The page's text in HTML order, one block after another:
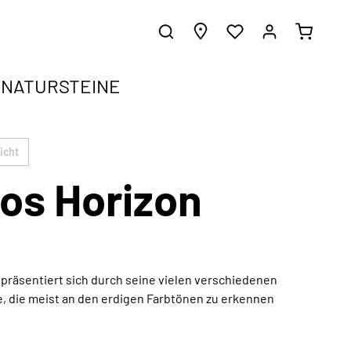
NATURSTEINE
in jeden Einrichtungsstil
Außergewöhnliche Kunstwerke
erhalte inspirierende Gestaltungsideen.
Horizon
präsentiert sich durch seine vielen verschiedenen
die meist an den erdigen Farbtönen zu erkennen